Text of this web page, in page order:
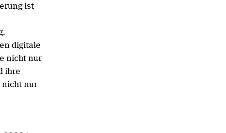
ist
digitale
nicht nur
ihre
nicht nur